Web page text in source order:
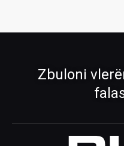
Zbuloni
Mëso më shumë për ekipin tonë